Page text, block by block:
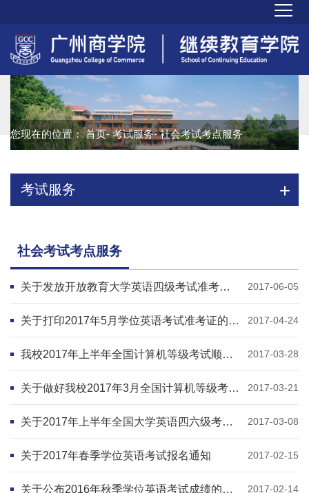
您现在的位置：首页-考试服务- 社会考试考点服务
考试服务
社会考试考点服务
2017-06-05
关于发放开放教育大学英语四级考试准考证的通知
2017-04-24
关于打印2017年5月学位英语考试准考证的通知
2017-03-28
我校2017年上半年全国计算机等级考试顺利结束
2017-03-21
关于做好我校2017年3月全国计算机等级考试（NCRE）的通知
2017-03-08
关于2017年上半年全国大学英语四六级考试报名通知
2017-02-15
关于2017年春季学位英语考试报名通知
2017-02-14
关于公布2016年秋季学位英语考试成绩的通知